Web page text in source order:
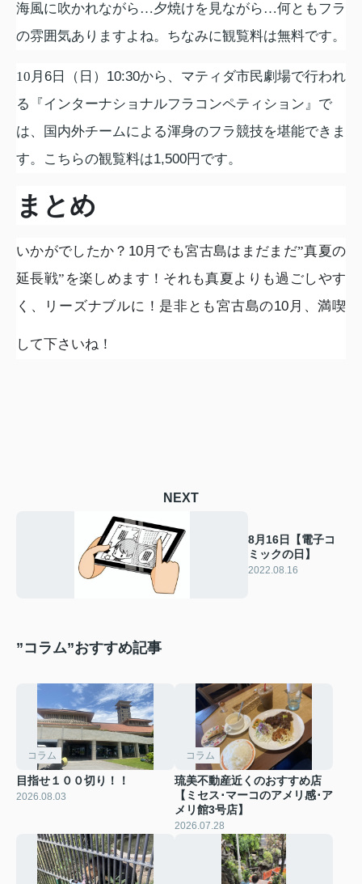
海風に吹かれながら…夕焼けを見ながら…何ともフラ
の雰囲気ありますよね。ちなみに観覧料は無料です。
10 月 6 日（日） 10:30から、マティダ市民劇場で行われ
る『インターナショナルフラコンペティション』で
は、国内外チームによる渾身のフラ競技を堪能できま
す。こちらの観覧料は1,500円です。
まとめ
いかがでしたか？ 10月でも宮古島はまだまだ”真夏の
延長戦”を楽しめます！それも真夏よりも過ごしやす
く、リーズナブルに！是非とも宮古島の10 月、満喫
して下さいね！
NEXT
8月16日【電子コ
ミックの日】
2022.08.16
”コラム”おすすめ記事
コラム
目指せ１００切り！！
2026.08.03
コラム
琉美不動産近くのおすすめ店
【ミセス･マーコのアメリ感･ア
メリ館3号店】
2026.07.28